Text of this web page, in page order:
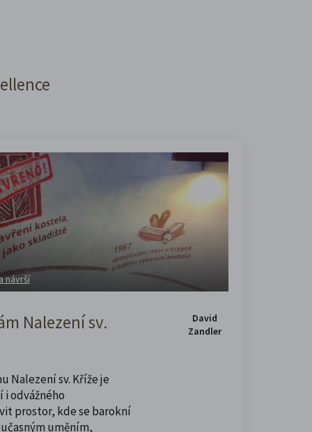
návrší
Nalezení sv.
Nalezení sv. Kříže je
odvážného
prostor, kde se barokní
uměním,
David
Zandler